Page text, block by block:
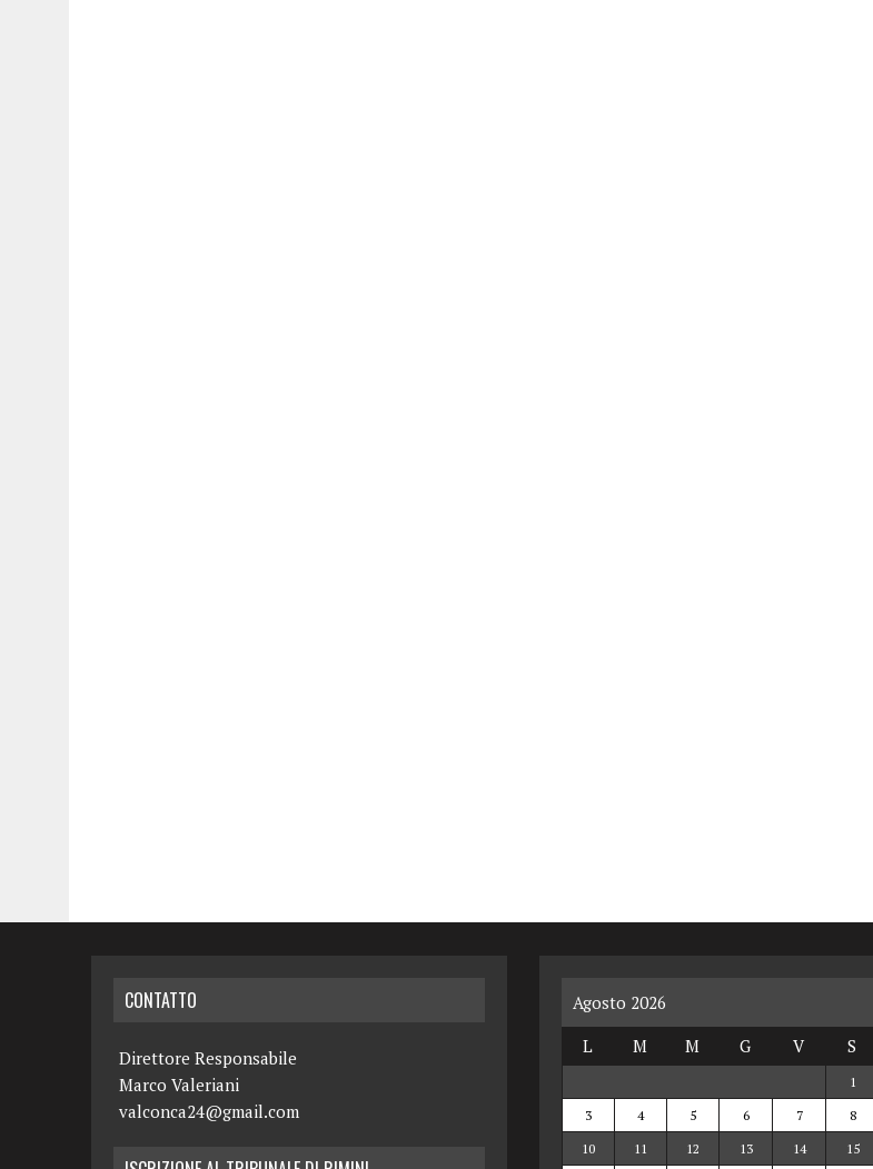
CONTATTO
Direttore Responsabile
Marco Valeriani
valconca24@gmail.com
Agosto 2026
L
M M G V S
1
3
4 5 6 7 8
10
11 12 13 14 15